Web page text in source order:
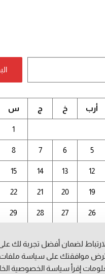
أغسطس 2026
أرب خ ج س
1
5
6
7
8
12
13
14
15
19
20
21
22
26
27
28
29
لضمان أفضل تجربة لك
موافقتك على سياسة ملفات
إقرأ سياسة الخصوصية